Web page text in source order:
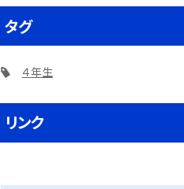
タグ
４年生
リンク